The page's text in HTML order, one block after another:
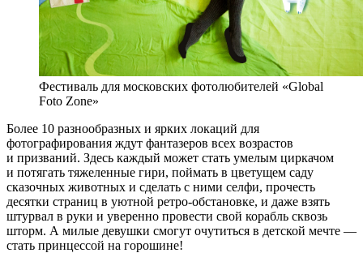
Фестиваль для московских фотолюбителей «Global
Foto Zone»
Более 10 разнообразных и ярких локаций для
фотографирования ждут фантазеров всех возрастов
и призваний. Здесь каждый может стать умелым циркачом
и потягать тяжеленные гири, поймать в цветущем саду
сказочных животных и сделать с ними селфи, прочесть
десятки страниц в уютной ретро-обстановке, и даже взять
штурвал в руки и уверенно провести свой корабль сквозь
шторм. А милые девушки смогут очутиться в детской мечте —
стать принцессой на горошине!